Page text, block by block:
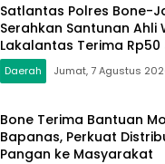
Satlantas Polres Bone-
Serahkan Santunan Ahli
Lakalantas Terima Rp50
Daerah Jumat, 7 Agustus
Bone Terima Bantuan
Bapanas, Perkuat
Pangan ke Masyarakat